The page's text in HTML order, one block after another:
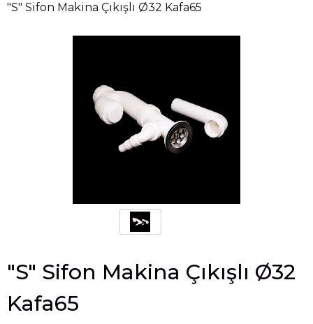
"S" Sifon Makina Çıkışlı Ø32 Kafa65
"S" Sifon Makina Çıkışlı Ø32
Kafa65